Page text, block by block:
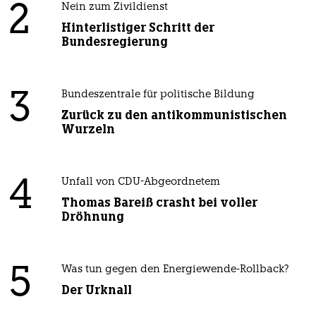
2 Nein zum Zivildienst
Hinterlistiger Schritt der
Bundesregierung
3 Bundeszentrale für politische Bildung
Zurück zu den antikommunistischen
Wurzeln
4 Unfall von CDU-Abgeordnetem
Thomas Bareiß crasht bei voller
Dröhnung
5 Was tun gegen den Energiewende-Rollback?
Der Urknall